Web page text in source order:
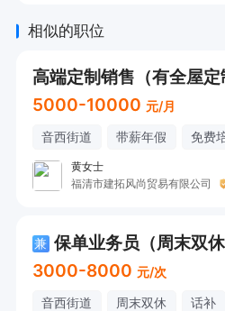
相似的职位
高端定制销售（有全屋定
5000-10000 元/月
音西街道 带薪年假 免费
黄女士
福清市建拓风尚贸易有限公司
兼
3000-8000 元/次
音西街道 周末双休 话补